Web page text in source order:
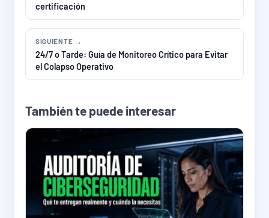
certificación
SIGUIENTE →
24/7 o Tarde: Guía de Monitoreo Crítico para Evitar
el Colapso Operativo
También te puede interesar